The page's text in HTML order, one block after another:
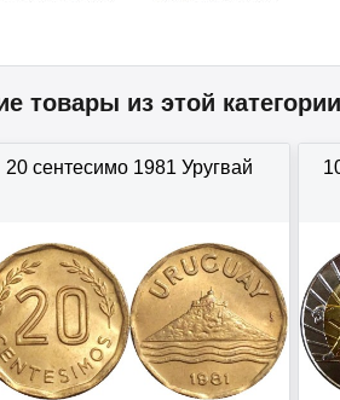
товары из этой категории
20 сентесимо 1981 Уругвай